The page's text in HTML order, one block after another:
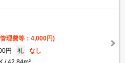
理費等：4,000円)
円 礼
なし
42.84m²